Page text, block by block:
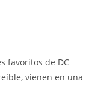
favoritos de DC
vienen en una